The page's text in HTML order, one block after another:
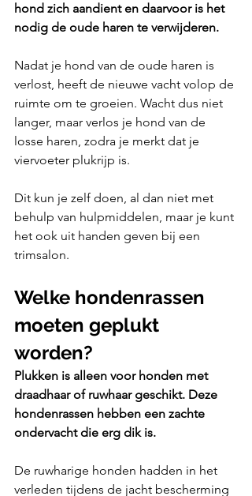
hond zich aandient en daarvoor is het
nodig de oude haren te verwijderen.
Nadat je hond van de oude haren is
verlost, heeft de nieuwe vacht volop de
ruimte om te groeien. Wacht dus niet
langer, maar verlos je hond van de
losse haren, zodra je merkt dat je
viervoeter plukrijp is.
Dit kun je zelf doen, al dan niet met
behulp van hulpmiddelen, maar je kunt
het ook uit handen geven bij een
trimsalon.
Welke hondenrassen
moeten geplukt
worden?
Plukken is alleen voor honden met
draadhaar of ruwhaar geschikt. Deze
hondenrassen hebben een zachte
ondervacht die erg dik is.
De ruwharige honden hadden in het
verleden tijdens de jacht bescherming